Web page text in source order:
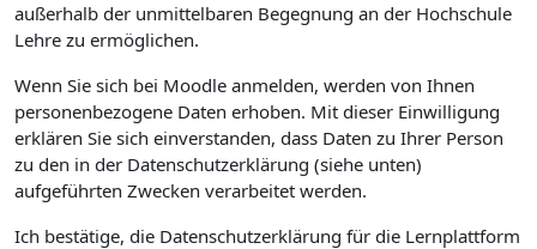
außerhalb der unmittelbaren Begegnung an der Hochschule
Lehre zu ermöglichen.
Wenn Sie sich bei Moodle anmelden, werden von Ihnen
personenbezogene Daten erhoben. Mit dieser Einwilligung
erklären Sie sich einverstanden, dass Daten zu Ihrer Person
zu den in der Datenschutzerklärung (siehe unten)
aufgeführten Zwecken verarbeitet werden.
Ich bestätige, die Datenschutzerklärung für die Lernplattform